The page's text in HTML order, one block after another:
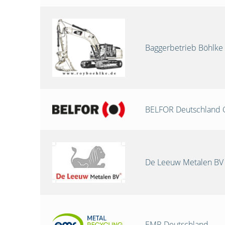
Baggerbetrieb Böhlke
BELFOR Deutschland
De Leeuw Metalen BV